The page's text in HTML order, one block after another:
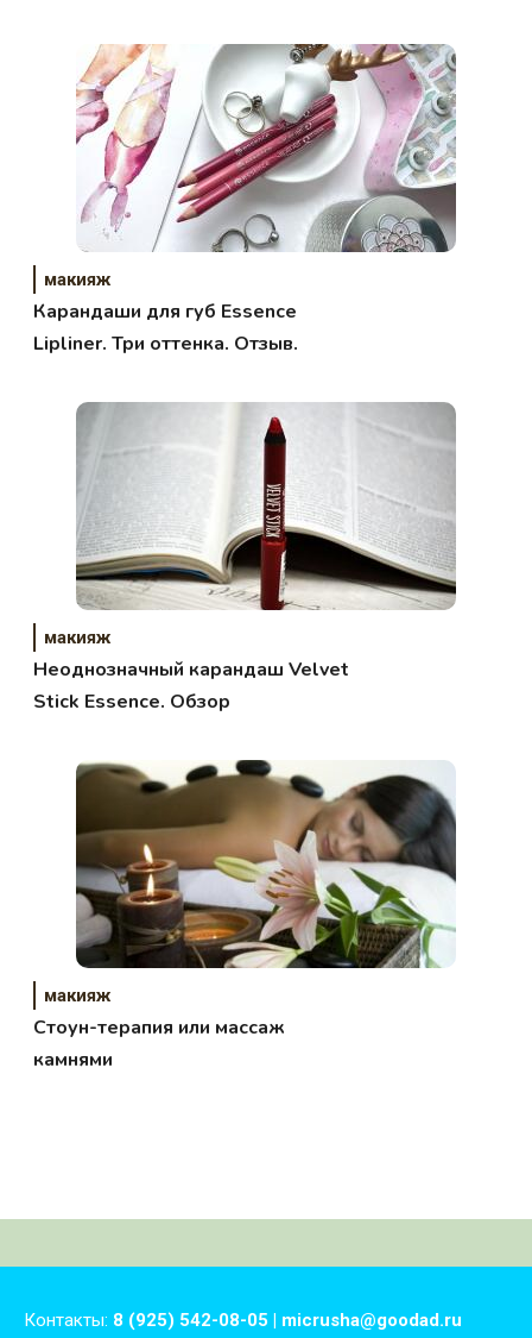
макияж
Карандаши для губ Essence
Lipliner. Три оттенка. Отзыв.
макияж
Неоднозначный карандаш Velvet
Stick Essence. Обзор
макияж
Стоун-терапия или массаж
камнями
Контакты: 8 (925) 542-08-05 | micrusha@goodad.ru